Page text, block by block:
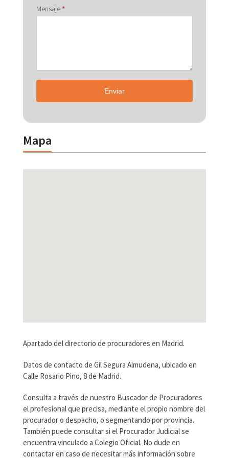
Mensaje*
Enviar
Mapa
Apartado del directorio de procuradores en Madrid.
Datos de contacto de Gil Segura Almudena, ubicado en
Calle Rosario Pino, 8 de Madrid.
Consulta a través de nuestro Buscador de Procuradores
el profesional que precisa, mediante el propio nombre del
procurador o despacho, o segmentando por provincia.
También puede consultar si el Procurador Judicial se
encuentra vinculado a Colegio Oficial. No dude en
contactar en caso de necesitar más información sobre